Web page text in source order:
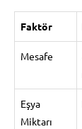
Faktör
Mesafe
Eşya
Miktarı